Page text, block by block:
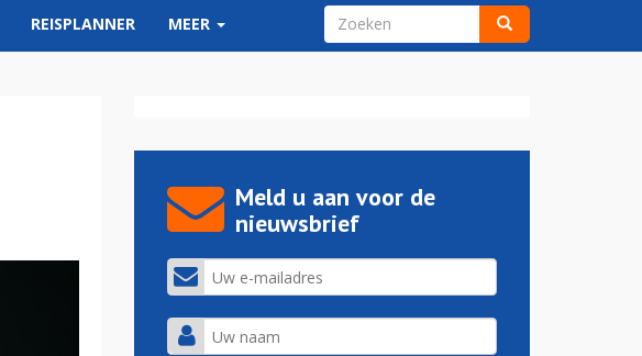
REISPLANNER MEER ZOEKVELD
Meld u aan voor de
nieuwsbrief